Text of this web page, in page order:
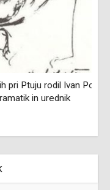
rodil Ivan Potrč,
in urednik